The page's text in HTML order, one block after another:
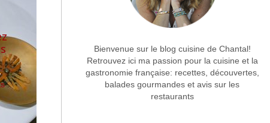
Nom
Commentaire ou message *
Bienvenue sur le blog cuisine de Chantal!
Retrouvez ici ma passion pour la cuisine et la
gastronomie française: recettes, découvertes,
balades gourmandes et avis sur les
restaurants